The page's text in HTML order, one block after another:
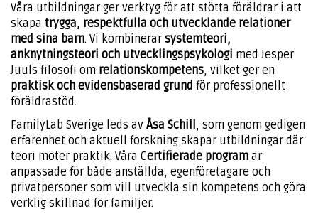
Våra utbildningar ger verktyg för att stötta föräldrar i att
skapa trygga, respektfulla och utvecklande relationer
med sina barn. Vi kombinerar systemteori,
anknytningsteori och utvecklingspsykologi med Jesper
Juuls filosofi om relationskompetens, vilket ger en
praktisk och evidensbaserad grund för professionellt
föräldrastöd.
FamilyLab Sverige leds av Åsa Schill, som genom gedigen
erfarenhet och aktuell forskning skapar utbildningar där
teori möter praktik. Våra Certifierade program är
anpassade för både anställda, egenföretagare och
privatpersoner som vill utveckla sin kompetens och göra
verklig skillnad för familjer.